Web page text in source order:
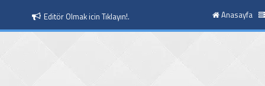
Editör Olmak icin Tıklayın!. Anasayfa